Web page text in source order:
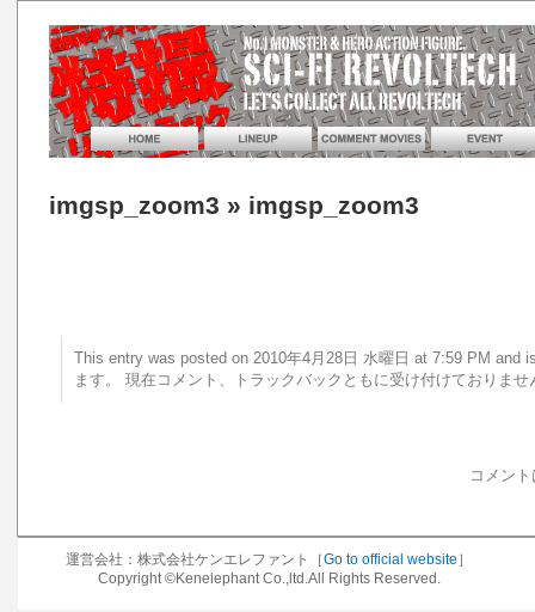
imgsp_zoom3 » imgsp_zoom3
This entry was posted on 2010年4月28日 水曜日 at 7:59 PM
ます。 現在コメント、トラックバックともに受け付けておりませ
コメン
運営会社：株式会社ケンエレファント［Go to official website ］
Copyright ©Kenelephant Co.,ltd.All Rights Reserved.